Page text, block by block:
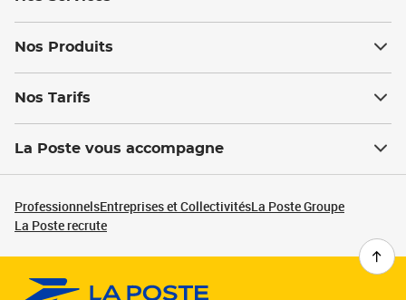
Nos Produits
Nos Tarifs
La Poste vous accompagne
ProfessionnelsEntreprises et CollectivitésLa Poste Groupe
La Poste recrute